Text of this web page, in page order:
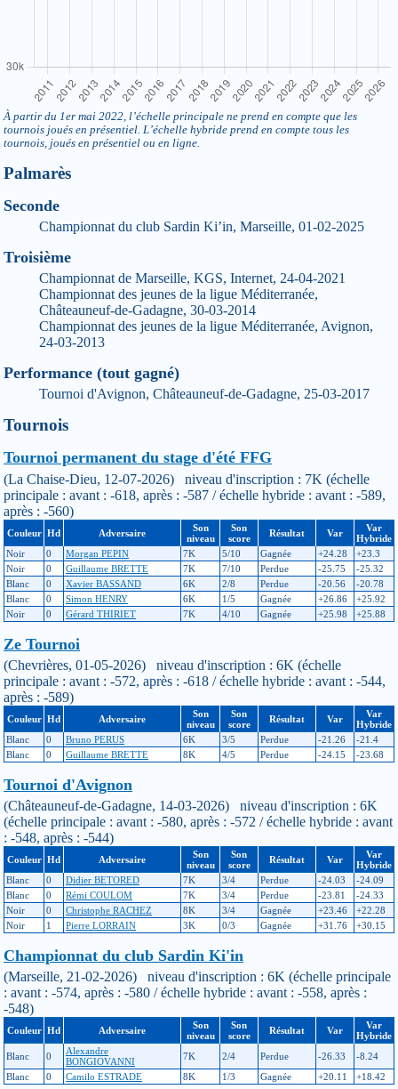
À partir du 1er mai 2022, l’échelle principale ne prend en compte que les
tournois joués en présentiel. L’échelle hybride prend en compte tous les
tournois, joués en présentiel ou en ligne.
Palmarès
Seconde
Championnat du club Sardin Ki’in, Marseille, 01-02-2025
Troisième
Championnat de Marseille, KGS, Internet, 24-04-2021
Championnat des jeunes de la ligue Méditerranée,
Châteauneuf-de-Gadagne, 30-03-2014
Championnat des jeunes de la ligue Méditerranée, Avignon,
24-03-2013
Performance (tout gagné)
Tournoi d'Avignon, Châteauneuf-de-Gadagne, 25-03-2017
Tournois
Tournoi permanent du stage d'été FFG
(La Chaise-Dieu, 12-07-2026) niveau d'inscription : 7K (échelle
principale : avant : -618, après : -587 / échelle hybride : avant : -589,
après : -560)
Couleur Hd Adversaire
Son
niveau
Son
score
Résultat Var
Var
Hybride
Noir
0 Morgan PEPIN 7K 5/10 Gagnée +24.28
+23.3
Noir
0 Guillaume BRETTE 7K 7/10 Perdue -25.75
-25.32
Blanc
0 Xavier BASSAND 6K 2/8 Perdue -20.56
-20.78
Blanc
0 Simon HENRY 6K 1/5 Gagnée +26.86
+25.92
Noir
0 Gérard THIRIET 7K 4/10 Gagnée +25.98 +25.88
Ze Tournoi
(Chevrières, 01-05-2026) niveau d'inscription : 6K (échelle
principale : avant : -572, après : -618 / échelle hybride : avant : -544,
après : -589)
Couleur Hd Adversaire
Son
niveau
Son
score
Résultat Var
Var
Hybride
Blanc
0 Bruno PERUS 6K 3/5 Perdue -21.26
-21.4
Blanc
0 Guillaume BRETTE 8K 4/5 Perdue -24.15 -23.68
Tournoi d'Avignon
(Châteauneuf-de-Gadagne, 14-03-2026) niveau d'inscription : 6K
(échelle principale : avant : -580, après : -572 / échelle hybride : avant
: -548, après : -544)
Couleur Hd Adversaire
Son
niveau
Son
score
Résultat Var
Var
Hybride
Blanc
0 Didier BETORED 7K 3/4 Perdue -24.03
-24.09
Blanc
0 Rémi COULOM 7K 3/4 Perdue -23.81
-24.33
Noir
0 Christophe RACHEZ 8K 3/4 Gagnée +23.46
+22.28
Noir
1 Pierre LORRAIN 3K 0/3 Gagnée +31.76 +30.15
Championnat du club Sardin Ki'in
(Marseille, 21-02-2026) niveau d'inscription : 6K (échelle principale
: avant : -574, après : -580 / échelle hybride : avant : -558, après :
-548)
Couleur Hd Adversaire
Son
niveau
Son
score
Résultat Var
Var
Hybride
Blanc
0
Alexandre
BONGIOVANNI
7K 2/4 Perdue -26.33
-8.24
Blanc
0 Camilo ESTRADE 8K 1/3 Gagnée +20.11 +18.42